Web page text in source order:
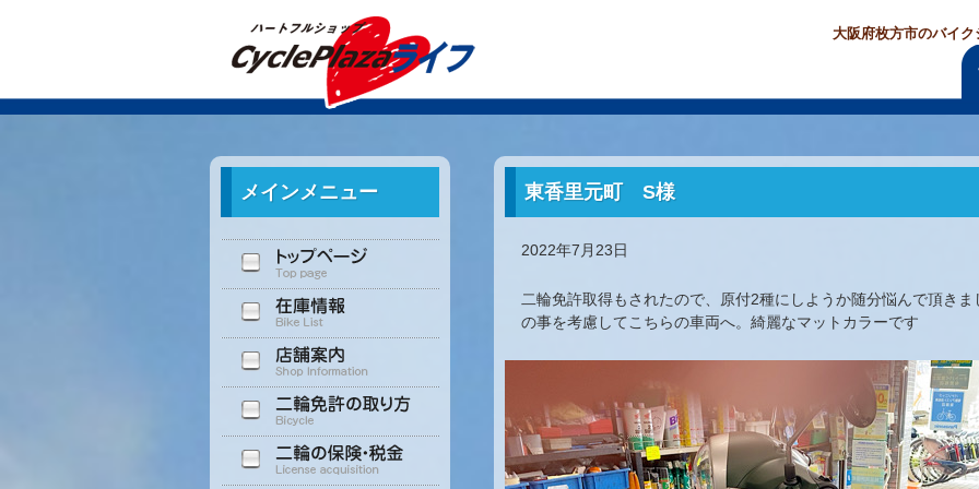
大阪府枚方市のバイ
東香里元町 S様
2022年7月23日
二輪免許取得もされたので、原付2種にしようか随分悩んで頂き
の事を考慮してこちらの車両へ。綺麗なマットカラーです
メインメニュー